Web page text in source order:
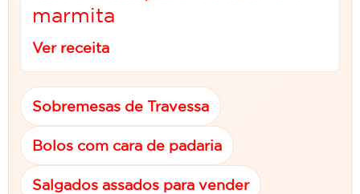
marmita
Ver receita
Sobremesas de Travessa
Bolos com cara de padaria
Salgados assados para vender